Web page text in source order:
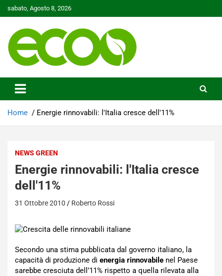
to
sabato, Agosto 8, 2026
Ecoo.it
Home Energie rinnovabili: l'Italia cresce dell'11%
NEWS GREEN
Energie rinnovabili: l'Italia cresce
dell'11%
31 Ottobre 2010 Roberto Rossi
Secondo una stima pubblicata dal governo italiano, la
capacità di produzione di energia rinnovabile nel Paese
sarebbe cresciuta dell’11% rispetto a quella rilevata alla